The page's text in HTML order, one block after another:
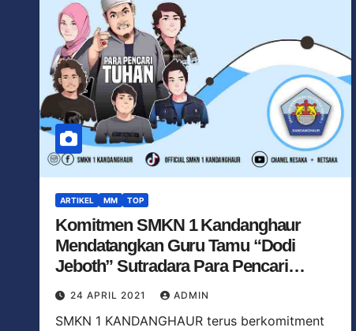
ARTIKEL MM TOP
Komitmen SMKN 1 Kandanghaur
Mendatangkan Guru Tamu “Dodi
Jeboth” Sutradara Para Pencari
Tuhan SCTV
24 APRIL 2021 ADMIN
SMKN 1 KANDANGHAUR terus berkomitment